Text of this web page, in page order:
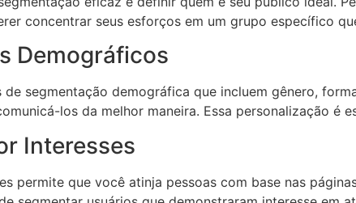
concentrar seus esforços em um grupo específico
Demográficos
segmentação demográfica que incluem gênero,
los da melhor maneira. Essa personalização é
Interesses
permite que você atinja pessoas com base nas